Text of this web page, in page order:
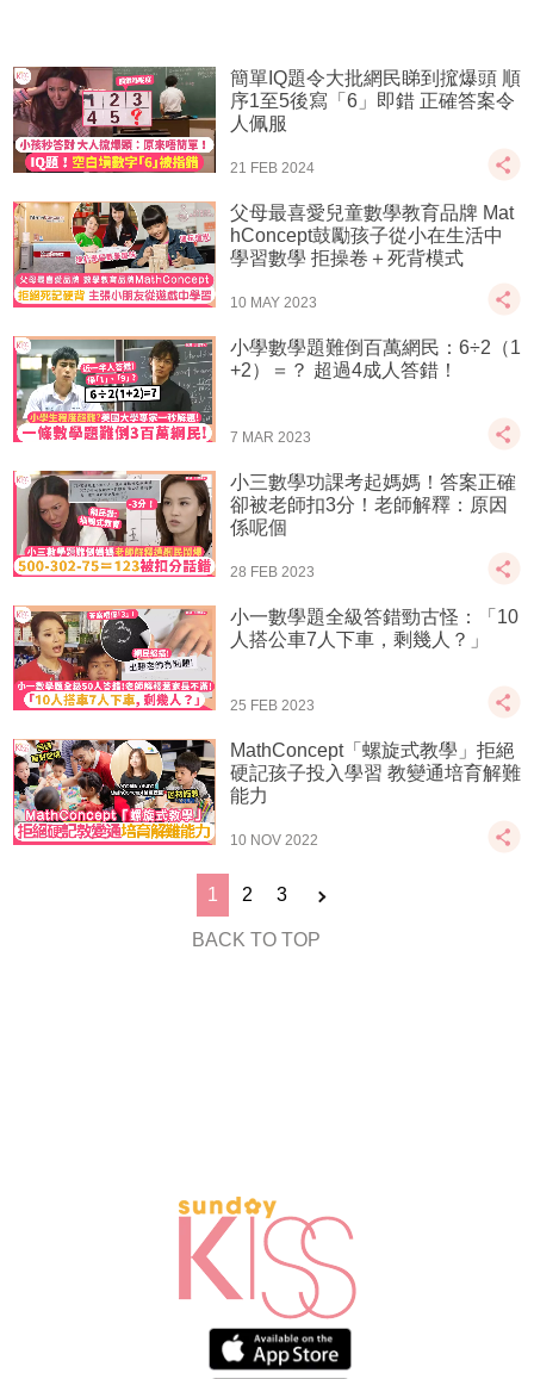
簡單IQ題令大批網民睇到搲爆頭 順
序1至5後寫「6」即錯 正確答案令
人佩服
21 FEB 2024
父母最喜愛兒童數學教育品牌 Mat
hConcept鼓勵孩子從小在生活中
學習數學 拒操卷＋死背模式
10 MAY 2023
小學數學題難倒百萬網民：6÷2（1
+2）＝？ 超過4成人答錯！
7 MAR 2023
小三數學功課考起媽媽！答案正確
卻被老師扣3分！老師解釋：原因
係呢個
28 FEB 2023
小一數學題全級答錯勁古怪：「10
人搭公車7人下車，剩幾人？」
25 FEB 2023
MathConcept「螺旋式教學」拒絕
硬記孩子投入學習 教變通培育解難
能力
10 NOV 2022
1 2 3
BACK TO TOP